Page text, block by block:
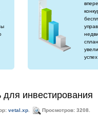
инвестирования
vetal.xp.
Просмотров: 3208.